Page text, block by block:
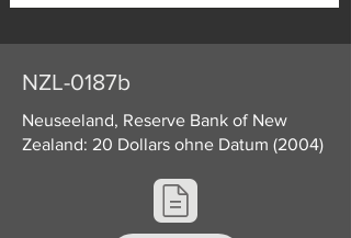
NZL-0187b
Neuseeland, Reserve Bank of New
Zealand: 20 Dollars ohne Datum (2004)